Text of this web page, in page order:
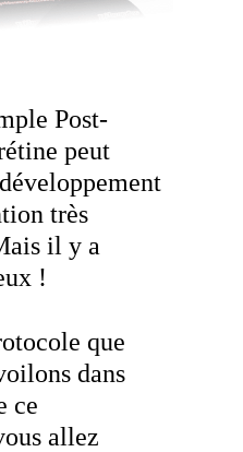
Post-
peut
très
il y a
!
que
dans
ce
allez